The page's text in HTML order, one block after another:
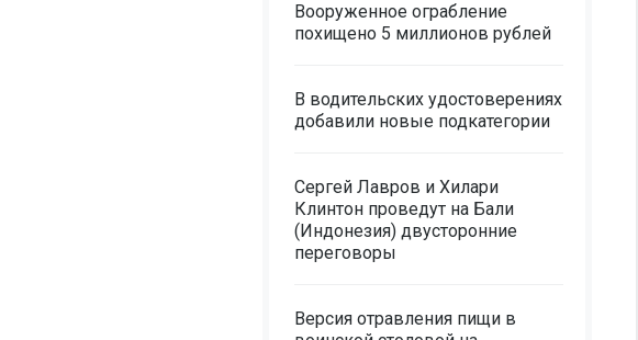
Вооруженное ограбление
похищено 5 миллионов рублей
В водительских удостоверениях
добавили новые подкатегории
Сергей Лавров и Хилари
Клинтон проведут на Бали
(Индонезия) двусторонние
переговоры
Версия отравления пищи в